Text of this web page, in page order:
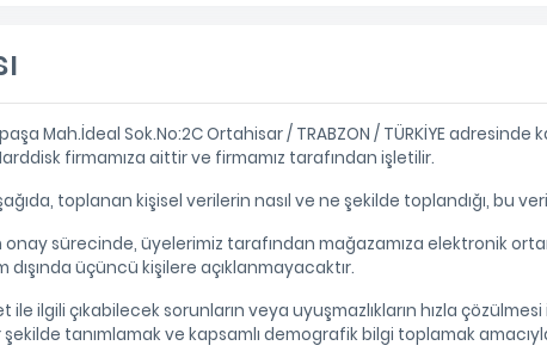
Mah.İdeal Sok.No:2C Ortahisar / TRABZON / TÜRKİYE
firmamıza aittir ve firmamız tarafından işletilir.
toplanan kişisel verilerin nasıl ve ne şekilde toplandığı, bu
sürecinde, üyelerimiz tarafından mağazamıza elektronik
üçüncü kişilere açıklanmayacaktır.
ilgili çıkabilecek sorunların veya uyuşmazlıkların hızla
tanımlamak ve kapsamlı demografik bilgi toplamak